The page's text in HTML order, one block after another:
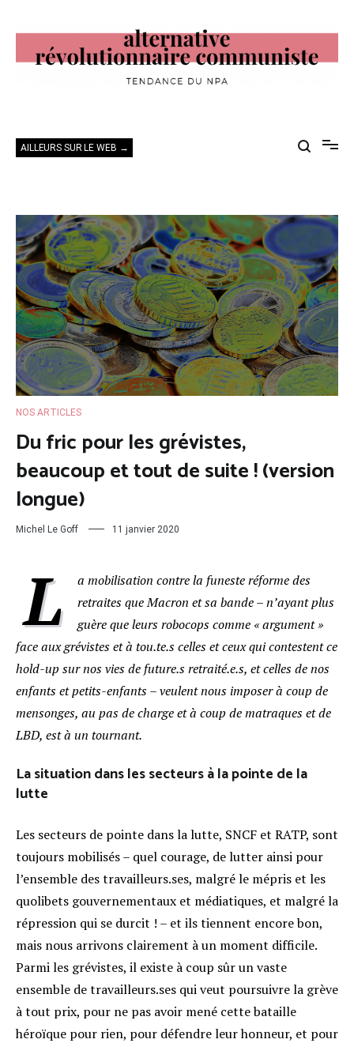
contenu
AILLEURS SUR LE WEB →
NOS ARTICLES
Du fric pour les grévistes,
beaucoup et tout de suite ! (version
longue)
Michel Le Goff 11 janvier 2020
L
a mobilisation contre la funeste réforme des
retraites que Macron et sa bande – n’ayant plus
guère que leurs robocops comme « argument »
face aux grévistes et à tou.te.s celles et ceux qui contestent ce
hold-up sur nos vies de future.s retraité.e.s, et celles de nos
enfants et petits-enfants – veulent nous imposer à coup de
mensonges, au pas de charge et à coup de matraques et de
LBD, est à un tournant.
La situation dans les secteurs à la pointe de la
lutte
Les secteurs de pointe dans la lutte, SNCF et RATP, sont
toujours mobilisés – quel courage, de lutter ainsi pour
l’ensemble des travailleurs.ses, malgré le mépris et les
quolibets gouvernementaux et médiatiques, et malgré la
répression qui se durcit ! – et ils tiennent encore bon,
mais nous arrivons clairement à un moment difficile.
Parmi les grévistes, il existe à coup sûr un vaste
ensemble de travailleurs.ses qui veut poursuivre la grève
à tout prix, pour ne pas avoir mené cette bataille
héroïque pour rien, pour défendre leur honneur, et pour